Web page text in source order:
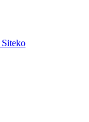
Siteko